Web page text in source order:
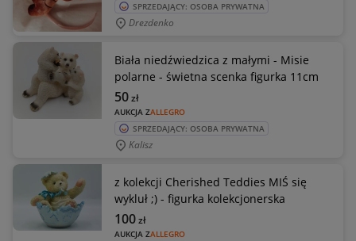
SPRZEDAJĄCY: OSOBA PRYWATNA
Drezdenko
Biała niedźwiedzica z małymi - Misie
polarne - świetna scenka figurka 11cm
AUKCJA ZALLEGRO
50zł
SPRZEDAJĄCY: OSOBA PRYWATNA
Kalisz
z kolekcji Cherished Teddies MIŚ się
wykluł ;) - figurka kolekcjonerska
AUKCJA ZALLEGRO
100zł